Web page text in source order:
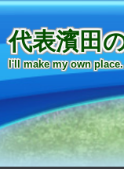
代表濱田
I'll make my own place.